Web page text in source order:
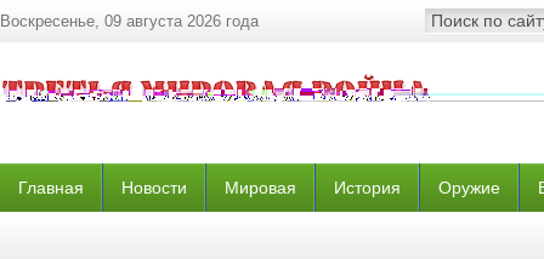
Воскресенье, 09 августа 2026 года
Главная Новости Мировая История Оружие